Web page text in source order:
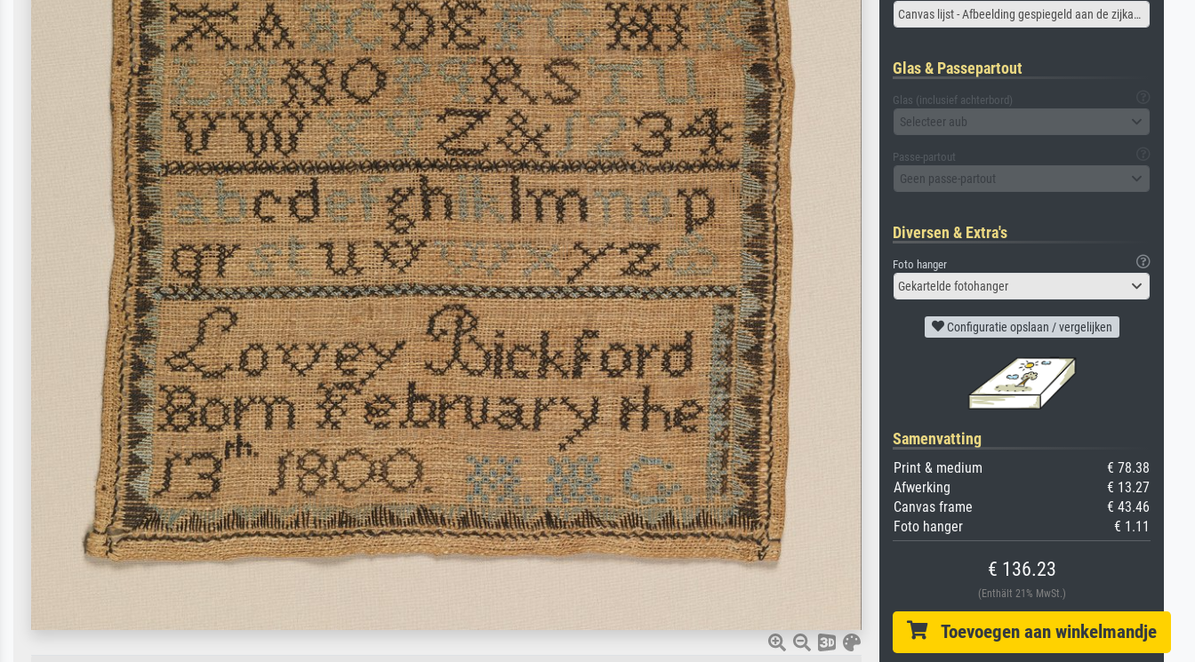
Canvas lijst - Afbeelding gespiegeld aan de zijkant
Glas & Passepartout
Glas (inclusief achterbord)
Selecteer aub
Passe-partout
Geen passe-partout
Diversen & Extra's
Foto hanger
Gekartelde fotohanger
Configuratie opslaan / vergelijken
Samenvatting
Print & medium
€ 78.38
Afwerking
€ 13.27
Canvas frame
€ 43.46
Foto hanger
€ 1.11
€ 136.23
(Enthält 21% MwSt.)
Toevoegen aan winkelmandje